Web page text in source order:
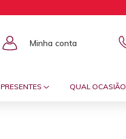
Minha conta
PRESENTES QUAL OCASIÃO